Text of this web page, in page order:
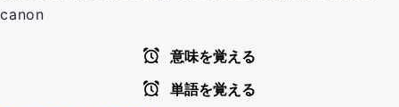
canon
意味を覚える
単語を覚える